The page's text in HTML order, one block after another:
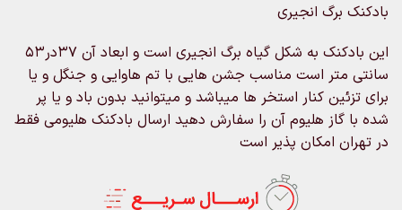
through
۶۳۰,۰۰۰تومان
بادکنک برگ انجیری
این بادکنک به شکل گیاه برگ انجیری است و ابعاد آن ۳۷در۵۳
سانتی متر است مناسب جشن هایی با تم هاوایی و جنگل و یا
برای تزئین کنار استخر ها میباشد و میتوانید بدون باد و یا پر
شده با گاز هلیوم آن را سفارش دهید ارسال بادکنک هلیومی فقط
در تهران امکان پذیر است